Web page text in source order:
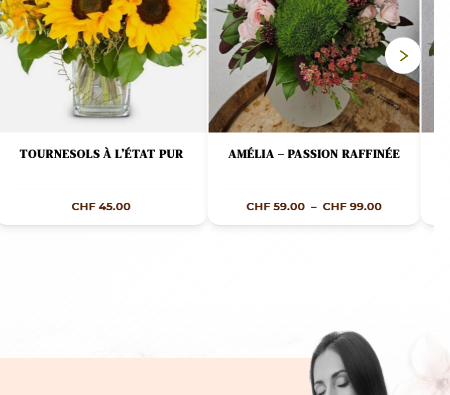
TOURNESOLS À L’ÉTAT PUR
CHF45.00
AMÉLIA – PASSION RAFFINÉE
CHF59.00 – CHF99.00Plage
de